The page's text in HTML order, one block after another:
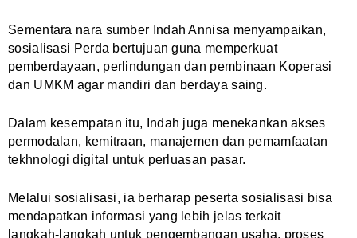
Sementara nara sumber Indah Annisa menyampaikan,
sosialisasi Perda bertujuan guna memperkuat
pemberdayaan, perlindungan dan pembinaan Koperasi
dan UMKM agar mandiri dan berdaya saing.
Dalam kesempatan itu, Indah juga menekankan akses
permodalan, kemitraan, manajemen dan pemamfaatan
tekhnologi digital untuk perluasan pasar.
Melalui sosialisasi, ia berharap peserta sosialisasi bisa
mendapatkan informasi yang lebih jelas terkait
langkah-langkah untuk pengembangan usaha, proses